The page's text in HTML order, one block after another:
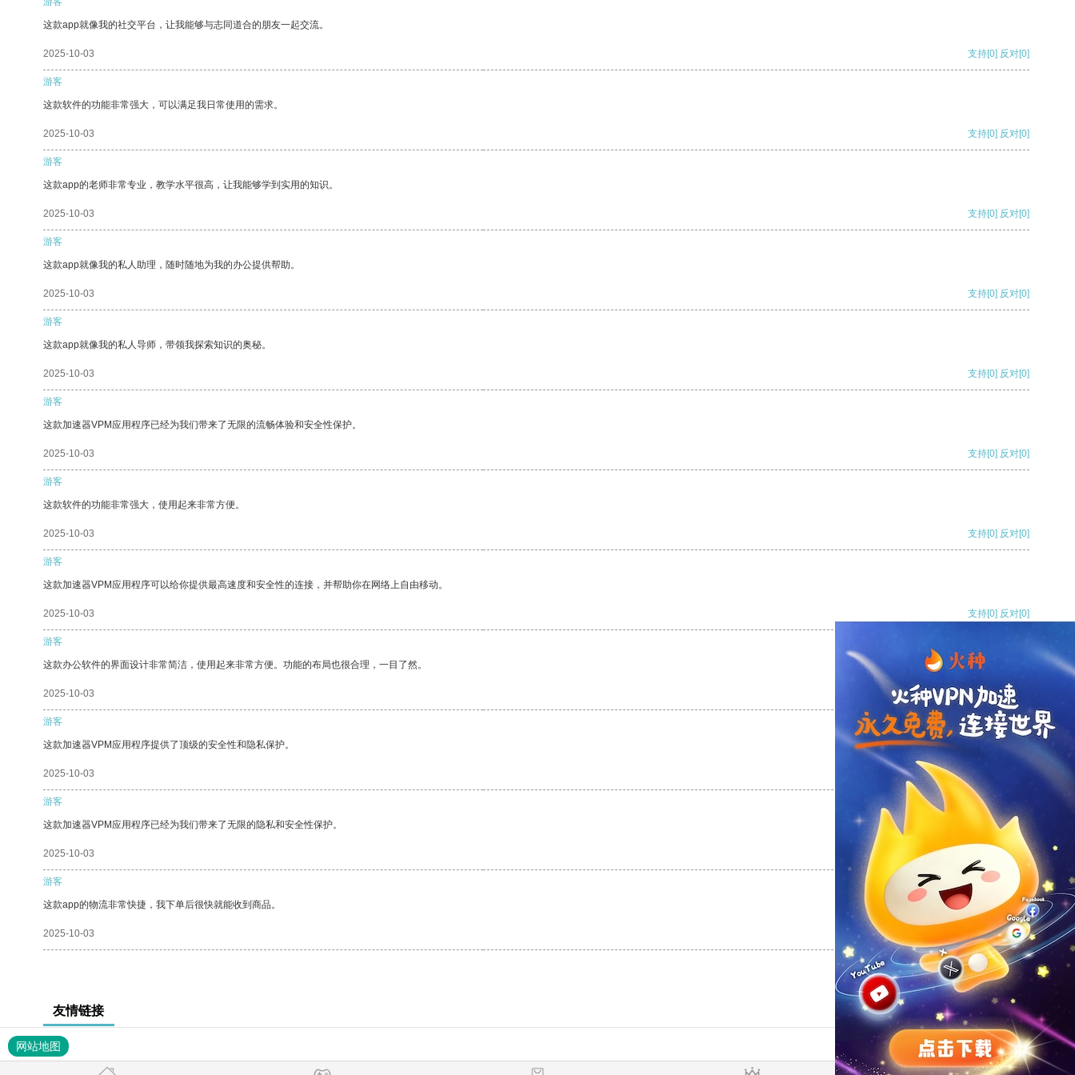
这款app就像我的社交平台，让我能够与志同道合的朋友一起交流。
2025-10-03 支持[0] 反对[0]
游客
这款软件的功能非常强大，可以满足我日常使用的需求。
2025-10-03 支持[0] 反对[0]
游客
这款app的老师非常专业，教学水平很高，让我能够学到实用的知识。
2025-10-03 支持[0] 反对[0]
游客
这款app就像我的私人助理，随时随地为我的办公提供帮助。
2025-10-03 支持[0] 反对[0]
游客
这款app就像我的私人导师，带领我探索知识的奥秘。
2025-10-03 支持[0] 反对[0]
游客
这款加速器VPM应用程序已经为我们带来了无限的流畅体验和安全性保护。
2025-10-03 支持[0] 反对[0]
游客
这款软件的功能非常强大，使用起来非常方便。
2025-10-03 支持[0] 反对[0]
游客
这款加速器VPM应用程序可以给你提供最高速度和安全性的连接，并帮助你在网络上自由移动。
2025-10-03 支持[0] 反对[0]
游客
这款办公软件的界面设计非常简洁，使用起来非常方便。功能的布局也很合理，一目了然。
2025-10-03 支持[0] 反对
游客
这款加速器VPM应用程序提供了顶级的安全性和隐私保护。
2025-10-03 支持
游客
这款加速器VPM应用程序已经为我们带来了无限的隐私和安全性保护。
2025-10-03 反对 [0]
游客
这款app的物流非常快捷，我下单后很快就能收到商品。
2025-10-03 支持[0] 反对[0]
友情链接
网站地图